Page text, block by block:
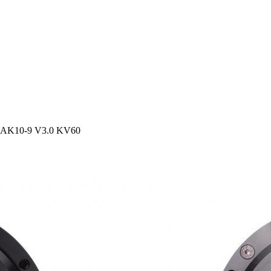
9 V3.0 KV60